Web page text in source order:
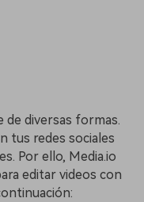
de diversas formas.
tus redes sociales
Por ello, Media.io
editar videos con